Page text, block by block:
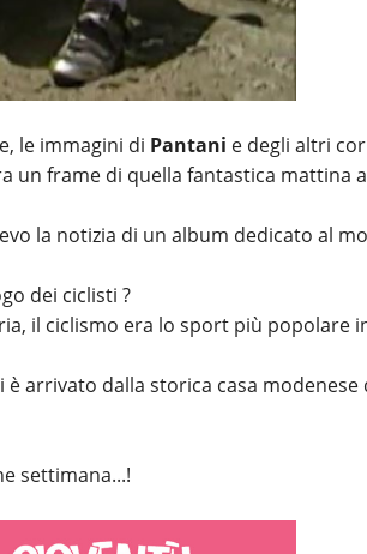
le immagini di Pantani e degli altri
un frame di quella fantastica mattina a
la notizia di un album dedicato al
dei ciclisti ?
il ciclismo era lo sport più popolare
arrivato dalla storica casa modenese
settimana...!